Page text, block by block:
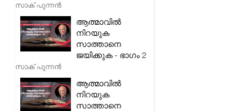
സാക് പുന്നൻ
ആത്മാവിൽ
നിറയുക
സാത്താനെ
ജയിക്കുക - ഭാഗം 2
സാക് പുന്നൻ
ആത്മാവിൽ
നിറയുക
സാത്താനെ